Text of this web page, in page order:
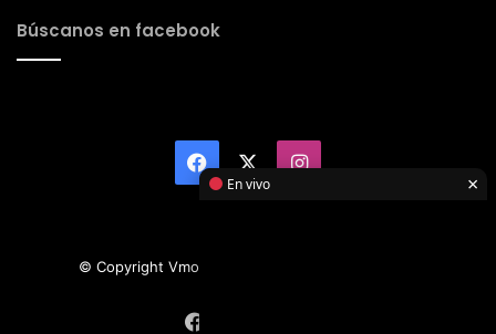
Búscanos en facebook
Facebook Instagram
© Copyright Vmotor TI 2026, All Rights Reserved
En vivo ×